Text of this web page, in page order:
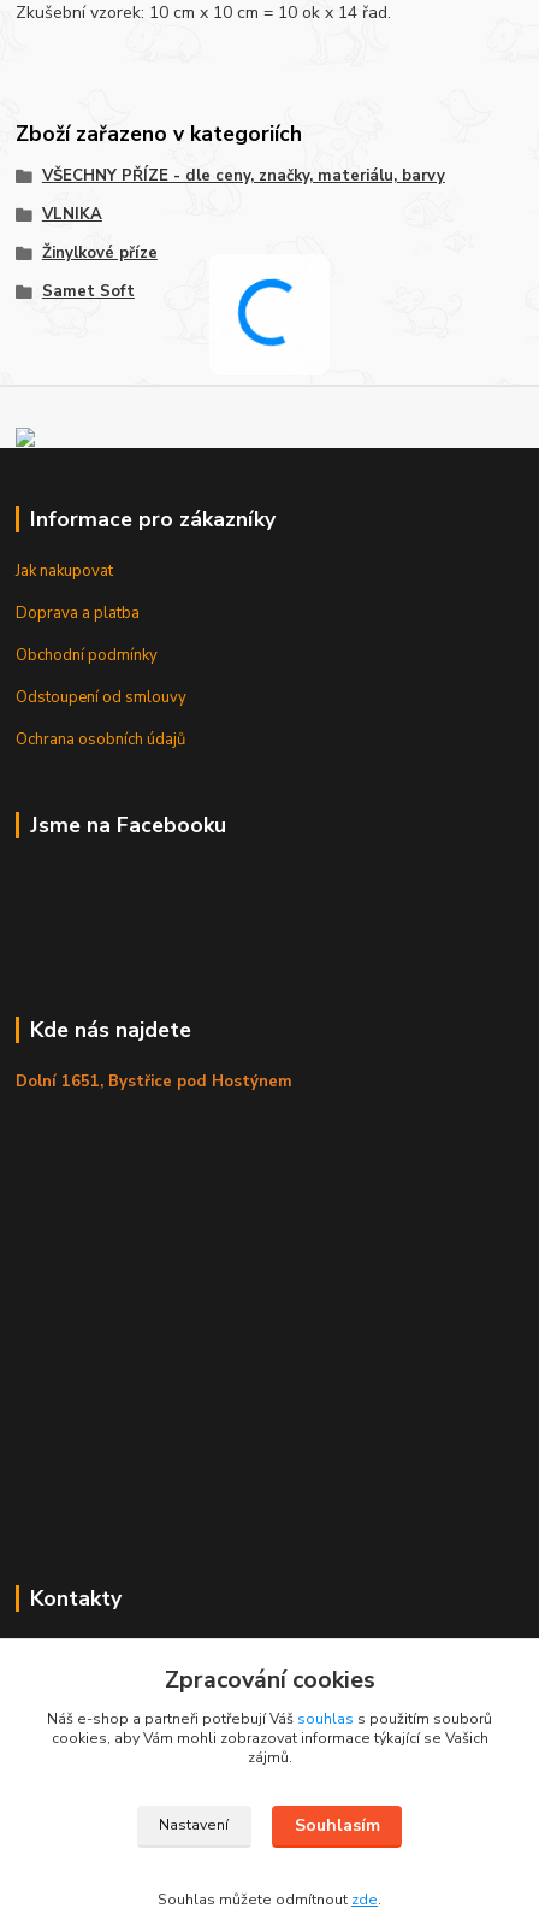
Zkušební vzorek: 10 cm x 10 cm = 10 ok x 14 řad.
Zboží zařazeno v kategoriích
VŠECHNY PŘÍZE - dle ceny, značky, materiálu, barvy
VLNIKA
Žinylkové příze
Samet Soft
Informace pro zákazníky
Jak nakupovat
Doprava a platba
Obchodní podmínky
Odstoupení od smlouvy
Ochrana osobních údajů
Jsme na Facebooku
Kde nás najdete
Dolní 1651, Bystřice pod Hostýnem
Kontakty
+420 725 613 837
info@rajklubicek.cz
Zpracování cookies
Náš e-shop a partneři potřebují Váš souhlas s použitím souborů
cookies, aby Vám mohli zobrazovat informace týkající se Vašich
zájmů.
Nastavení Souhlasím
Souhlas můžete odmítnout zde.